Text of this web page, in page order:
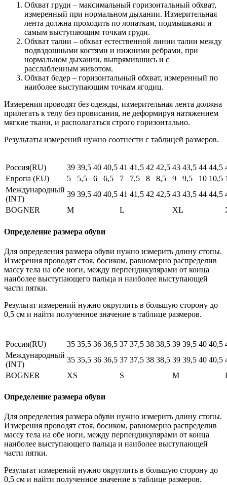
Обхват груди – максимальный горизонтальный обхват,
измеренный при нормальном дыхании. Измерительная
лента должна проходить по лопаткам, подмышками и
самым выступающим точкам груди.
Обхват талии – обхват естественной линии талии между
подвздошными костями и нижними ребрами, при
нормальном дыхании, выпрямившись и с
расслабленным животом.
Обхват бедер – горизонтальный обхват, измеренный по
наиболее выступающим точкам ягодиц.
Измерения проводят без одежды, измерительная лента должна
прилегать к телу без провисания, не деформируя натяжением
мягкие ткани, и располагаться строго горизонтально.
Результаты измерений нужно соотнести с таблицей размеров.
Россия(RU) 39 39,5 40 40,5 41 41,5 42 42,5 43 43,5 44 44,5
Европа (EU)
5 5,5 6 6,5 7 7,5 8 8,5 9 9,5 10 10,5
Международный
(INT)
39 39,5 40 40,5 41 41,5 42 42,5 43 43,5 44 44,5
BOGNER
M L XL
Определение размера обуви
Для определения размера обуви нужно измерить длину стопы.
Измерения проводят стоя, босиком, равномерно распределив
массу тела на обе ноги, между перпендикулярами от конца
наиболее выступающего пальца и наиболее выступающей
части пятки.
Результат измерений нужно округлить в большую сторону до
0,5 см и найти полученное значение в таблице размеров.
Россия(RU) 35 35,5 36 36,5 37 37,5 38 38,5 39 39,5 40 40,5
Международный
(INT)
35 35,5 36 36,5 37 37,5 38 38,5 39 39,5 40 40,5
BOGNER
XS S M
Определение размера обуви
Для определения размера обуви нужно измерить длину стопы.
Измерения проводят стоя, босиком, равномерно распределив
массу тела на обе ноги, между перпендикулярами от конца
наиболее выступающего пальца и наиболее выступающей
части пятки.
Результат измерений нужно округлить в большую сторону до
0,5 см и найти полученное значение в таблице размеров.